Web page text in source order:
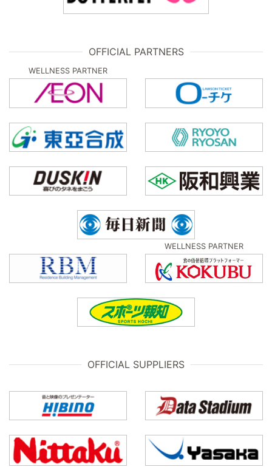
OFFICIAL PARTNERS
WELLNESS PARTNER
WELLNESS PARTNER
OFFICIAL SUPPLIERS